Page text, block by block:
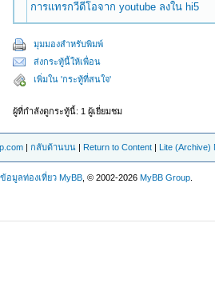
การแทรกวีดีโอจาก youtube ลงใน hi5
มุมมองสำหรับพิมพ์
ส่งกระทู้นี้ให้เพื่อน
เพิ่มใน 'กระทู้ที่สนใจ'
ผู้ที่กำลังดูกระทู้นี้: 1 ผู้เยี่ยมชม
|กลับด้านบน | Return to Content | Lite (Archive)
ข้อมูลท่องเที่ยว MyBB , © 2002-2026MyBB Group